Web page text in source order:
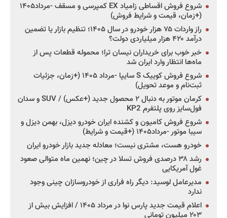
شروع فروش اقساطی زامیاد EX کمپرسی و مسقف -مرداد۱۴۰۵
(+زمان، قیمت و شرایط فروش)
راز واردات ۷۵ هزار خودرو در سال ۱۴۰۵؛ تنظیم بازار یا تضمین
درآمد ۴۲۰ هزار میلیاردی دولت؟
خبر خوب برای خریداران نیسان ترا؛ محموله قطعات پس از
ماه‌ها انتظار وارد ایران شد
شروع فروش کوییک S سایپا -مرداد ۱۴۰۵ (+زمان، جزئیات
ثبت‌نام و موعد تحویل)
کرمان موتور به دنبال ۲ محصول جدید (+عکس) / SUV و سدان
فول‌سایز روی پلتفرم KP2
شروع فروش کامیون و کشنده ایران خودرو دیزل، بهمن دیزل و
سیبا موتور -مرداد۱۴۰۵ (+قیمت و شرایط)
خودرو هست، مشتری نیست؛ معادله جدید بازار خودرو ایران
رشد ۳۸ درصدی فروش تسلا در چین؛ نهمین ماه متوالی صعود
غول آمریکایی
مدیرعامل لوسید: دیگر راه فراری از خودروسازان چینی وجود
ندارد
اعلام قیمت جدید پارس نوا در مرداد ۱۴۰۵ / افزایش بیش از
۲۰۳ میلیون تومانی